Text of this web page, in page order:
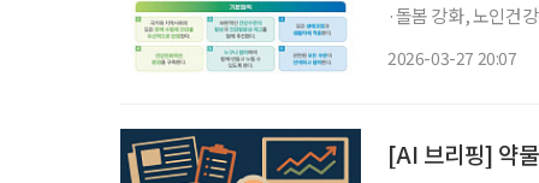
·돌봄 강화, 노인건강
2026-03-27 20:07
[AI 브리핑] 약